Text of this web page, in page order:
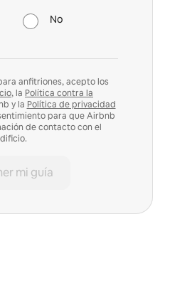
No
anfitriones, acepto los
, la Política contra la
y la Política de privacidad
para que Airbnb
de contacto con el
mi guía